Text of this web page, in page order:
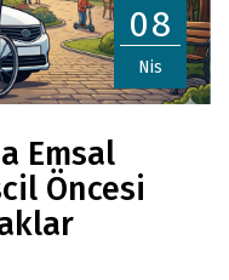
08
Nis
Emsal
Öncesi